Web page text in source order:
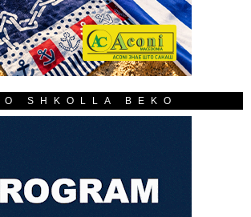
SHKOLLA BEKO